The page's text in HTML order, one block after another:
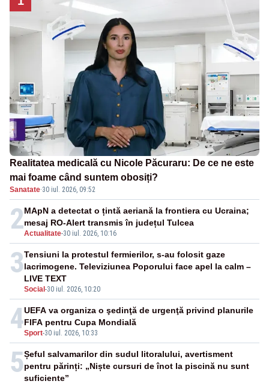
Realitatea medicală cu Nicole Păcuraru: De ce ne este
mai foame când suntem obosiți?
Sanatate·30 iul. 2026, 09:52
2Actualitate-30 iul. 2026, 10:16
MApN a detectat o țintă aeriană la frontiera cu Ucraina;
mesaj RO-Alert transmis în județul Tulcea
3
Social -30 iul. 2026, 10:20
Tensiuni la protestul fermierilor, s-au folosit gaze
lacrimogene. Televiziunea Poporului face apel la calm –
LIVE TEXT
4Sport-30 iul. 2026, 10:33
UEFA va organiza o şedinţă de urgenţă privind planurile
FIFA pentru Cupa Mondială
5Șeful salvamarilor din sudul litoralului, avertisment
pentru părinți: „Niște cursuri de înot la piscină nu sunt
suficiente”